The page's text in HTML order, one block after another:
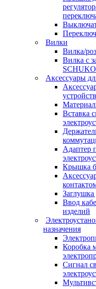
Вилки
Вилка/
Вилка с
SCHUKO
Аксессуары
устройств
Вставка
Адаптер
Крышка
Заглушка
Ввод
изделий
назначения
Коробка
Сигнал